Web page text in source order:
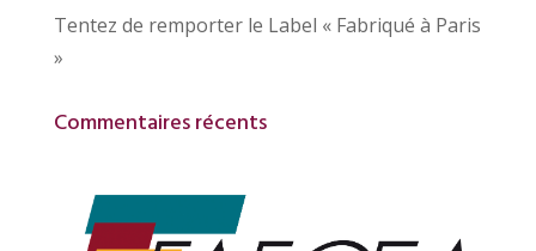
Tentez de remporter le Label « Fabriqué à Paris
»
Commentaires récents